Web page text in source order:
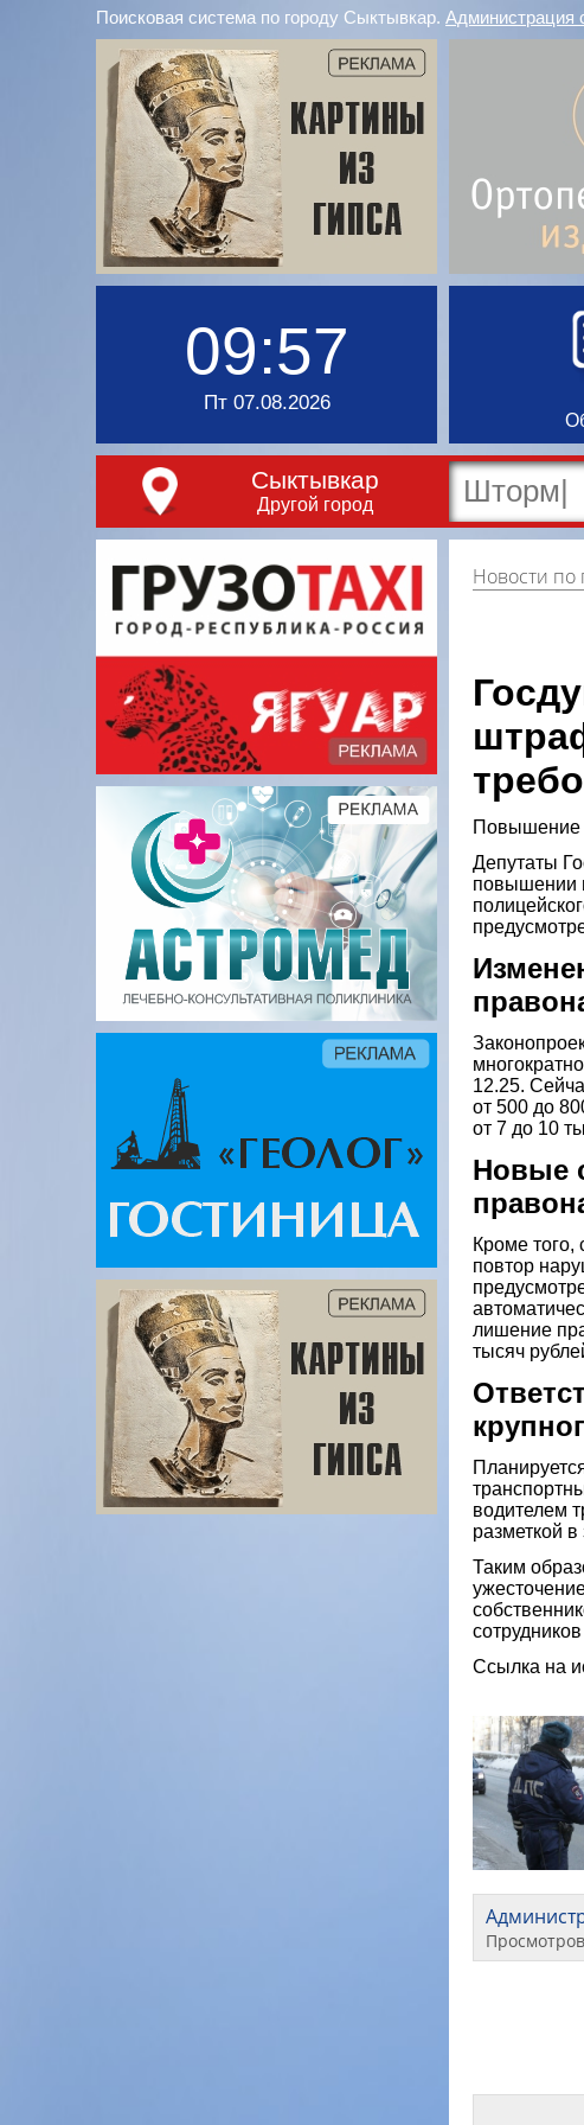
Поисковая система по городу Сыктывкар. Администрация
09:57
Пт 07.08.2026
Сыктывкар
Другой город
Новости по
Повышение
Депутаты
повышении
12.25.
от 500 до
от 7 до 10
Новые
Кроме того,
повтор
лишение
тысяч
водителем
разметкой в
Таким
Ссылка на